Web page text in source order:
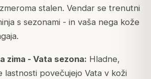
stalen. Vendar se trenutni
s sezonami - in vaša nega kože
zima - Vata sezona: Hladne,
lastnosti povečujejo Vata v koži